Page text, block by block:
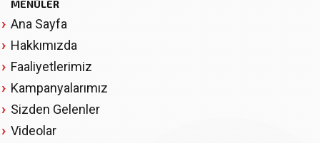
MENÜLER
Ana Sayfa
Hakkımızda
Faaliyetlerimiz
Kampanyalarımız
Sizden Gelenler
Videolar